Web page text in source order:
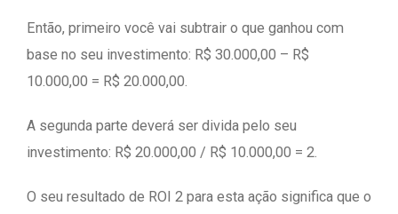
Então, primeiro você vai subtrair o que ganhou com
base no seu investimento: R$ 30.000,00 – R$
10.000,00 = R$ 20.000,00.
A segunda parte deverá ser divida pelo seu
investimento: R$ 20.000,00 / R$ 10.000,00 = 2.
O seu resultado de ROI 2 para esta ação significa que o